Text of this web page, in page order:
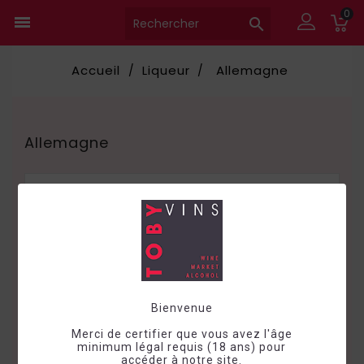
Bienvenue
Merci de certifier que vous avez l'âge
minimum légal requis (18 ans) pour
accéder à notre site.
 
0
Accueil Liqueur Allemagne
Allemagne